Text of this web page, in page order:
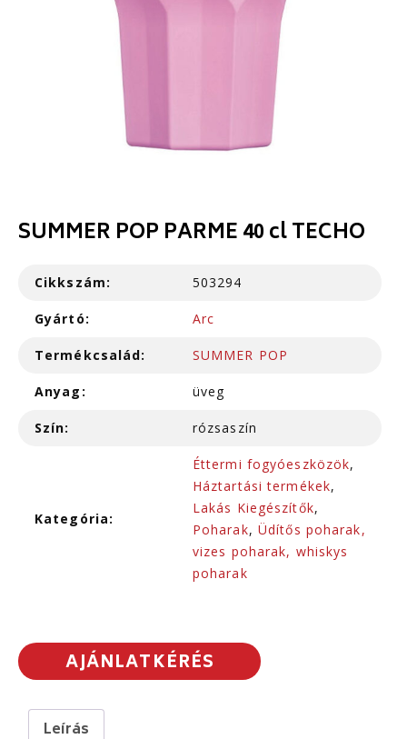
SUMMER POP PARME 40 cl TECHO
Cikkszám: 503294
Gyártó: Arc
Termékcsalád: SUMMER POP
Anyag: üveg
Szín: rózsaszín
Kategória:
Éttermi fogyóeszközök,
Háztartási termékek,
Lakás Kiegészítők,
Poharak, Üdítős poharak,
vizes poharak, whiskys
poharak
AJÁNLATKÉRÉS
Leírás